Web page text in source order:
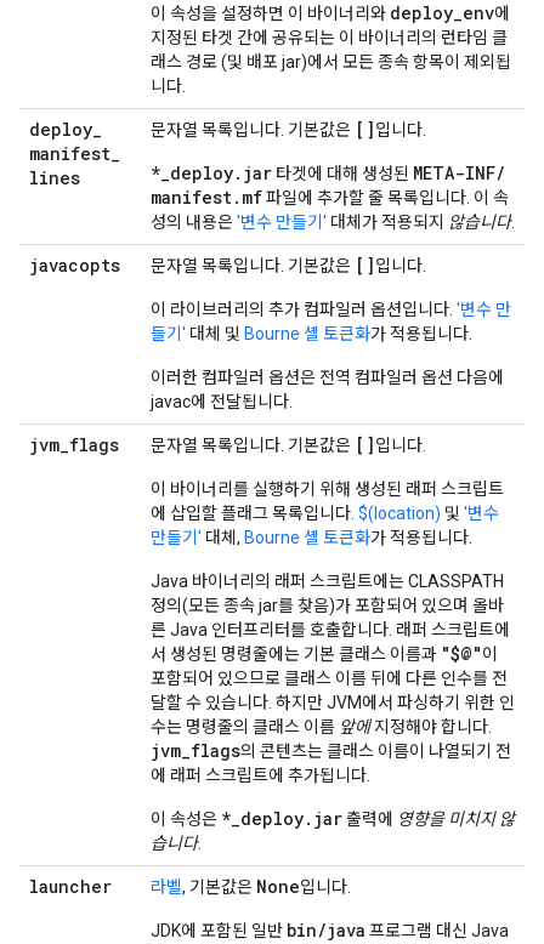
이 속성을 설정하면 이 바이너리와 deploy_env에
지정된 타겟 간에 공유되는 이 바이너리의 런타임 클
래스 경로 (및 배포 jar)에서 모든 종속 항목이 제외됩
니다.
deploy_
manifest_
lines
문자열 목록입니다. 기본값은 []입니다.
*_deploy. jar 타겟에 대해 생성된 META-INF/
manifest. mf파일에 추가할 줄 목록입니다. 이 속
성의 내용은'변수 만들기' 대체가 적용되지 않습니다.
javacopts 문자열 목록입니다. 기본값은 []입니다.
이 라이브러리의 추가 컴파일러 옵션입니다. '변수 만
들기' 대체 및 Bourne 셸 토큰화가 적용됩니다.
이러한 컴파일러 옵션은 전역 컴파일러 옵션 다음에
javac에 전달됩니다.
jvm_flags 문자열 목록입니다. 기본값은 []입니다.
이 바이너리를 실행하기 위해 생성된 래퍼 스크립트
에 삽입할 플래그 목록입니다. $(location) 및 '변수
만들기' 대체, Bourne 셸 토큰화가 적용됩니다.
Java 바이너리의 래퍼 스크립트에는 CLASSPATH
정의(모든 종속 jar를 찾음)가 포함되어 있으며 올바
른 Java 인터프리터를 호출합니다. 래퍼 스크립트에
서 생성된 명령줄에는 기본 클래스 이름과 "$@"이
포함되어 있으므로 클래스 이름 뒤에 다른 인수를 전
달할 수 있습니다. 하지만 JVM에서 파싱하기 위한 인
수는 명령줄의 클래스 이름 앞에지정해야 합니다.
jvm_flags의 콘텐츠는 클래스 이름이 나열되기 전
에 래퍼 스크립트에 추가됩니다.
이 속성은 *_deploy.jar출력에
영향을 미치지 않
습니다.
launcher 라벨, 기본값은 None입니다.
JDK에 포함된 일반 bin/java 프로그램 대신 Java